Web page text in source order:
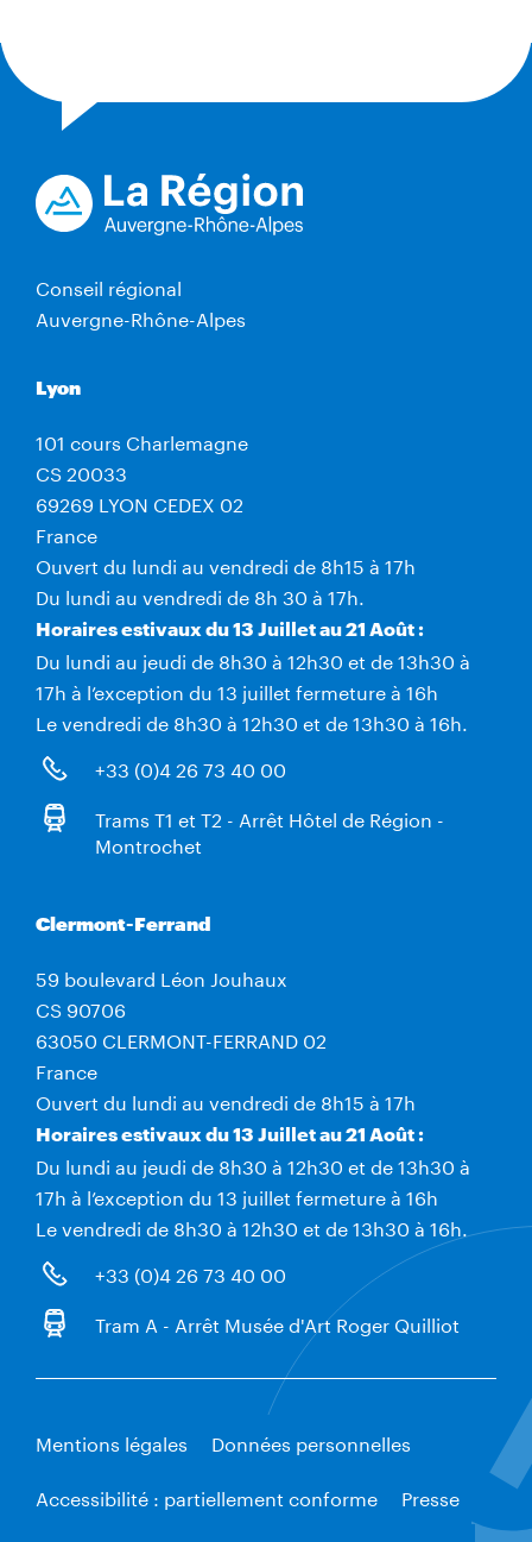
Conseil régional
Auvergne-Rhône-Alpes
Lyon
101 cours Charlemagne
CS 20033
69269 LYON CEDEX 02
France
Ouvert du lundi au vendredi de 8h15 à 17h
Du lundi au vendredi de 8h 30 à 17h.
Horaires estivaux du 13 Juillet au 21 Août :
Du lundi au jeudi de 8h30 à 12h30 et de 13h30 à
17h à l’exception du 13 juillet fermeture à 16h
Le vendredi de 8h30 à 12h30 et de 13h30 à 16h.
+33 (0)4 26 73 40 00
Trams T1 et T2 - Arrêt Hôtel de Région -
Montrochet
Clermont-Ferrand
59 boulevard Léon Jouhaux
CS 90706
63050 CLERMONT-FERRAND 02
France
Ouvert du lundi au vendredi de 8h15 à 17h
Horaires estivaux du 13 Juillet au 21 Août :
Du lundi au jeudi de 8h30 à 12h30 et de 13h30 à
17h à l’exception du 13 juillet fermeture à 16h
Le vendredi de 8h30 à 12h30 et de 13h30 à 16h.
+33 (0)4 26 73 40 00
Tram A - Arrêt Musée d'Art Roger Quilliot
Mentions légales
Données personnelles
Accessibilité : partiellement conforme
Presse